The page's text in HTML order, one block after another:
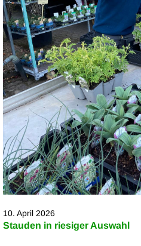
10. April 2026
Stauden in riesiger Auswahl